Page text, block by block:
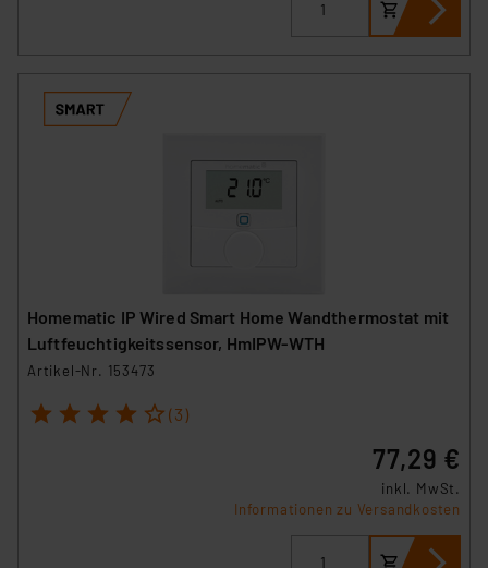
Homematic IP Wired Smart Home Wandthermostat mit
Luftfeuchtigkeitssensor, HmIPW-WTH
Artikel-Nr. 153473
1 2 3 4 5 (3)
77,29 €
inkl. MwSt.
Informationen zu Versandkosten